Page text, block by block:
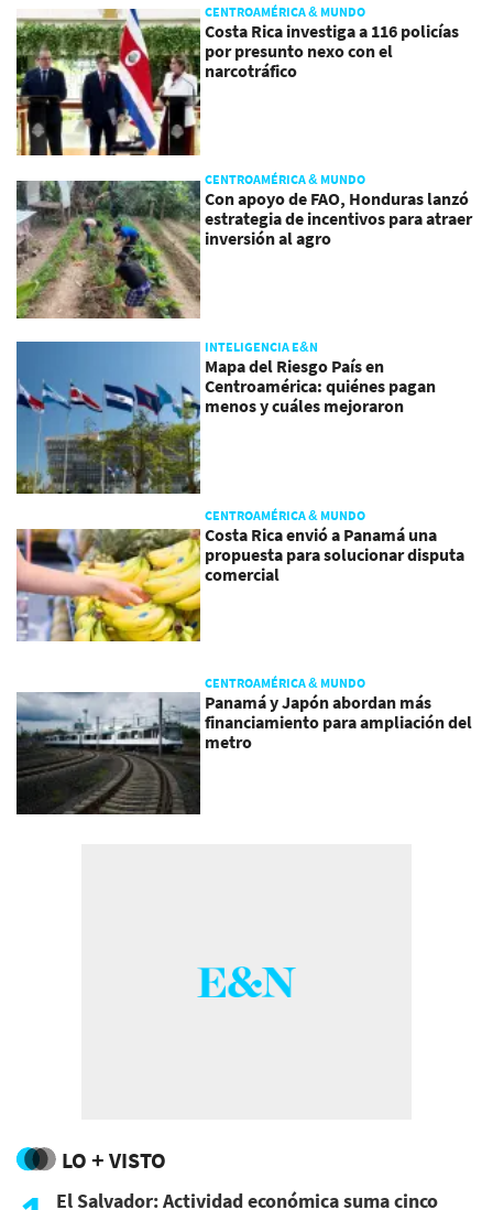
CENTROAMÉRICA & MUNDO
Costa Rica investiga a 116 policías
por presunto nexo con el
narcotráfico
CENTROAMÉRICA & MUNDO
Con apoyo de FAO, Honduras lanzó
estrategia de incentivos para atraer
inversión al agro
INTELIGENCIA E&N
Mapa del Riesgo País en
Centroamérica: quiénes pagan
menos y cuáles mejoraron
CENTROAMÉRICA & MUNDO
Costa Rica envió a Panamá una
propuesta para solucionar disputa
comercial
CENTROAMÉRICA & MUNDO
Panamá y Japón abordan más
financiamiento para ampliación del
metro
LO + VISTO
El Salvador: Actividad económica suma cinco